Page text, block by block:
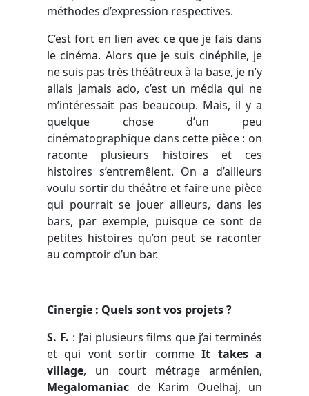
méthodes d’expression respectives.
C’est fort en lien avec ce que je fais dans
le cinéma. Alors que je suis cinéphile, je
ne suis pas très théâtreux à la base, je n’y
allais jamais ado, c’est un média qui ne
m’intéressait pas beaucoup. Mais, il y a
quelque chose d’un peu
cinématographique dans cette pièce : on
raconte plusieurs histoires et ces
histoires s’entremêlent. On a d’ailleurs
voulu sortir du théâtre et faire une pièce
qui pourrait se jouer ailleurs, dans les
bars, par exemple, puisque ce sont de
petites histoires qu’on peut se raconter
au comptoir d’un bar.
Cinergie : Quels sont vos projets ?
S. F. : J’ai plusieurs films que j’ai terminés
et qui vont sortir commeIt takes a
village, un court métrage arménien,
Megalomaniac de Karim Ouelhaj, un